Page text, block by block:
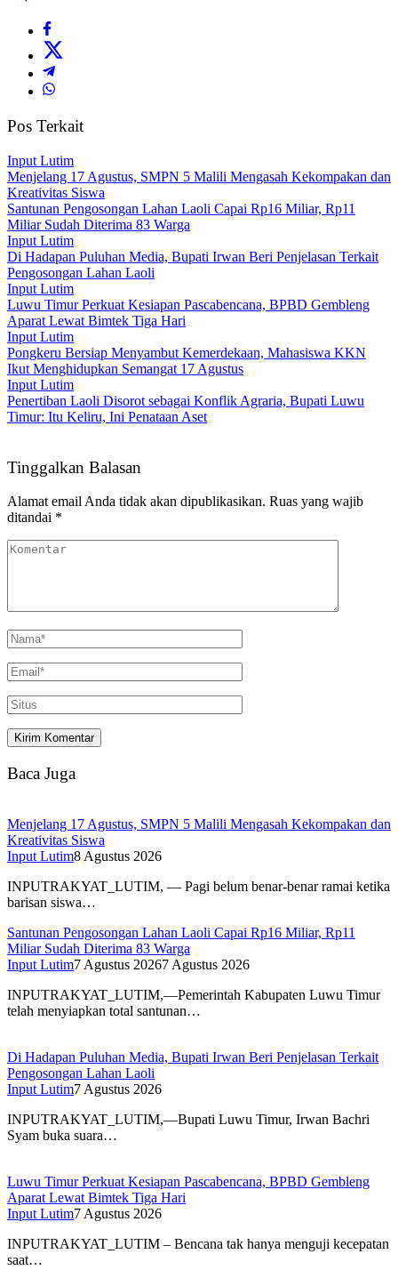
Pos Terkait
Input Lutim
Menjelang 17 Agustus, SMPN 5 Malili Mengasah Kekompakan dan
Kreativitas Siswa
Santunan Pengosongan Lahan Laoli Capai Rp16 Miliar, Rp11
Miliar Sudah Diterima 83 Warga
Input Lutim
Di Hadapan Puluhan Media, Bupati Irwan Beri Penjelasan Terkait
Pengosongan Lahan Laoli
Input Lutim
Luwu Timur Perkuat Kesiapan Pascabencana, BPBD Gembleng
Aparat Lewat Bimtek Tiga Hari
Input Lutim
Pongkeru Bersiap Menyambut Kemerdekaan, Mahasiswa KKN
Ikut Menghidupkan Semangat 17 Agustus
Input Lutim
Penertiban Laoli Disorot sebagai Konflik Agraria, Bupati Luwu
Timur: Itu Keliru, Ini Penataan Aset
Tinggalkan Balasan
Alamat email Anda tidak akan dipublikasikan. Ruas yang wajib
ditandai *
Baca Juga
Menjelang 17 Agustus, SMPN 5 Malili Mengasah Kekompakan dan
Kreativitas Siswa
Input Lutim8 Agustus 2026
INPUTRAKYAT_LUTIM, — Pagi belum benar-benar ramai ketika
barisan siswa…
Santunan Pengosongan Lahan Laoli Capai Rp16 Miliar, Rp11
Miliar Sudah Diterima 83 Warga
Input Lutim7 Agustus 20267 Agustus 2026
INPUTRAKYAT_LUTIM,—Pemerintah Kabupaten Luwu Timur
telah menyiapkan total santunan…
Di Hadapan Puluhan Media, Bupati Irwan Beri Penjelasan Terkait
Pengosongan Lahan Laoli
Input Lutim7 Agustus 2026
INPUTRAKYAT_LUTIM,—Bupati Luwu Timur, Irwan Bachri
Syam buka suara…
Luwu Timur Perkuat Kesiapan Pascabencana, BPBD Gembleng
Aparat Lewat Bimtek Tiga Hari
Input Lutim7 Agustus 2026
INPUTRAKYAT_LUTIM – Bencana tak hanya menguji kecepatan
saat…